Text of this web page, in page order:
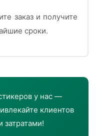
заказ и получите
сроки.
у нас —
клиентов